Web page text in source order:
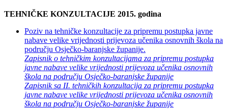
TEHNIČKE KONZULTACIJE 2015. godina
Poziv na tehničke konzultacije za pripremu postupka javne
nabave velike vrijednosti prijevoza učenika osnovnih škola na
području Osječko-baranjske županije.
Zapisnik o tehničkim konzultacijama za pripremu postupka
javne nabave velike vrijednosti prijevoza učenika osnovnih
škola na području Osječko-baranjske županije
Zapisnik sa II. tehničkih konzultacija za pripremu postupka
javne nabave velike vrijednosti prijevoza učenika osnovnih
škola na području Osječko-baranjske županije